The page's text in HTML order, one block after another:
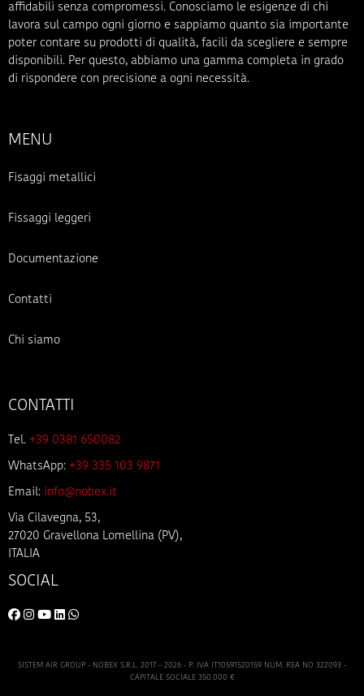
affidabili senza compromessi. Conosciamo le esigenze di chi
lavora sul campo ogni giorno e sappiamo quanto sia importante
poter contare su prodotti di qualità, facili da scegliere e sempre
disponibili. Per questo, abbiamo una gamma completa in grado
di rispondere con precisione a ogni necessità.
MENU
Fisaggi metallici
Fissaggi leggeri
Documentazione
Contatti
Chi siamo
CONTATTI
Tel. +39 0381 650082
WhatsApp: +39 335 103 9871
Email: info@nobex.it
Via Cilavegna, 53,
27020 Gravellona Lomellina (PV),
ITALIA
SOCIAL
SISTEM AIR GROUP - NOBEX S.R.L. 2017 – 2026 - P. IVA IT10591520159 NUM. REA NO 322093 -
CAPITALE SOCIALE 350.000 €